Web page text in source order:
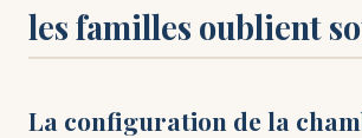
les familles oublient
La configuration de la